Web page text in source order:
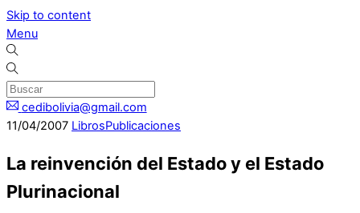
Skip to content
Menu
cedibolivia@gmail.com
11/04/2007 LibrosPublicaciones
La reinvención del Estado y el Estado
Plurinacional